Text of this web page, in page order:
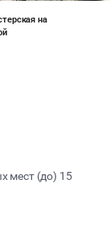
на
мест (до) 15